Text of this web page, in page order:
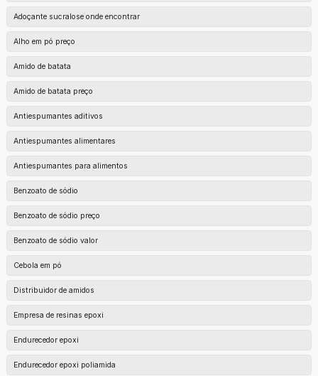
Adoçante sucralose onde encontrar
Alho em pó preço
Amido de batata
Amido de batata preço
Antiespumantes aditivos
Antiespumantes alimentares
Antiespumantes para alimentos
Benzoato de sódio
Benzoato de sódio preço
Benzoato de sódio valor
Cebola em pó
Distribuidor de amidos
Empresa de resinas epoxi
Endurecedor epoxi
Endurecedor epoxi poliamida